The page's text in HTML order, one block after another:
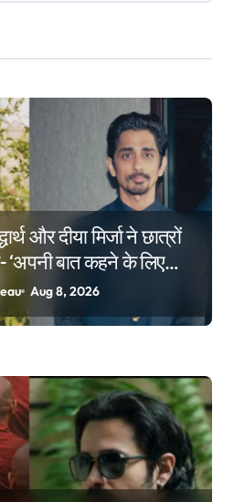
और दीया मिर्जा ने छात्रों
‘अपनी बात कहने के लिए
नहीं’Aug 8, 2026